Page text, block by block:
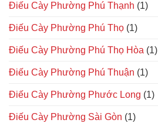
Điếu Cày Phường Phú Thạnh (1)
Điếu Cày Phường Phú Thọ (1)
Điếu Cày Phường Phú Thọ Hòa (1)
Điếu Cày Phường Phú Thuận (1)
Điếu Cày Phường Phước Long (1)
Điếu Cày Phường Sài Gòn (1)